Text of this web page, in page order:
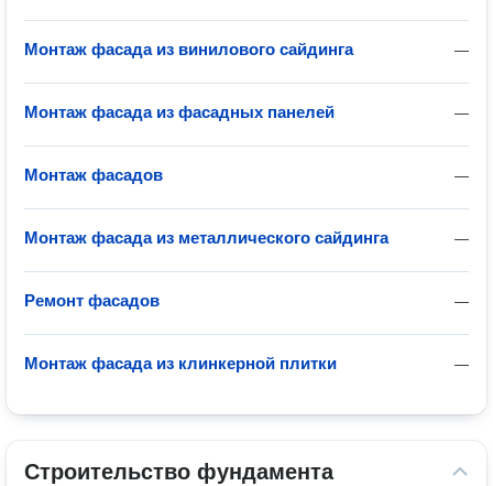
—
Монтаж фасада из винилового сайдинга
—
Монтаж фасада из фасадных панелей
—
Монтаж фасадов
—
Монтаж фасада из металлического сайдинга
—
Ремонт фасадов
—
Монтаж фасада из клинкерной плитки
Строительство фундамента